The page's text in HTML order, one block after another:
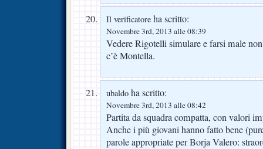
Il verificatore ha scritto:
Novembre 3rd, 2013 alle 08:39
Vedere Rigotelli simulare e farsi male
c’è Montella.
ubaldo ha scritto:
Novembre 3rd, 2013 alle 08:42
Partita da squadra compatta, con valori
Anche i più giovani hanno fatto bene
parole appropriate per Borja Valero: